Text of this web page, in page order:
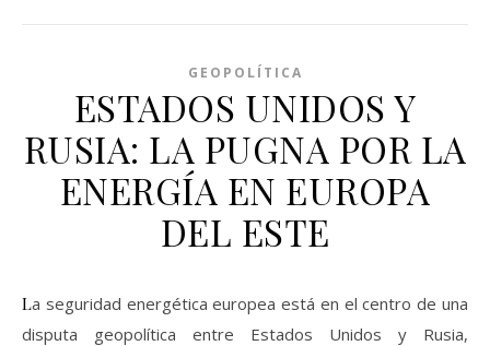
GEOPOLÍTICA
ESTADOS UNIDOS Y
RUSIA: LA PUGNA POR LA
ENERGÍA EN EUROPA
DEL ESTE
La seguridad energética europea está en el centro de una
disputa geopolítica entre Estados Unidos y Rusia,